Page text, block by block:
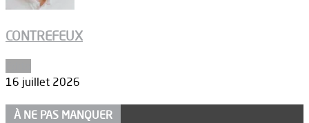
CONTREFEUX
16 juillet 2026
À NE PAS MANQUER